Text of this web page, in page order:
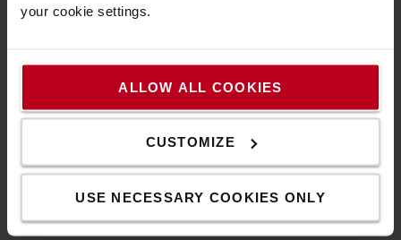
your cookie settings.
ALLOW ALL COOKIES
CUSTOMIZE
USE NECESSARY COOKIES ONLY
Udržateľnosť
Inovácie
Etický kódex pre dodávateľov
Kúpiť paletový vozík
Kúpiť nízkozdvižný vozík